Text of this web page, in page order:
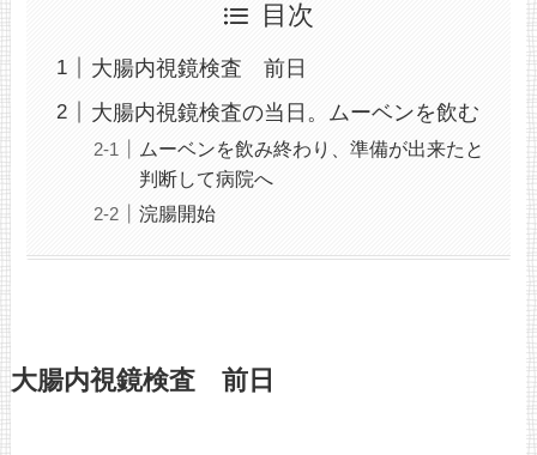
目次
大腸内視鏡検査 前日
大腸内視鏡検査の当日。ムーベンを飲む
ムーベンを飲み終わり、準備が出来たと
判断して病院へ
浣腸開始
大腸内視鏡検査 前日